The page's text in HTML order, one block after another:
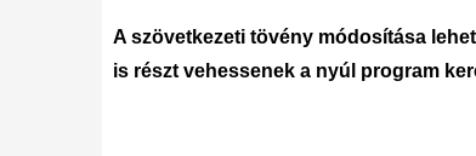
A szövetkezeti tövény módosítása
is részt vehessenek a nyúl program